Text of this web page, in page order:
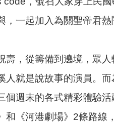
一起加入為關聖帝君熱
，從籌備到遶境，眾
就是說故事的演員。
週末的各式精彩體驗活
《河港劇場》2條路